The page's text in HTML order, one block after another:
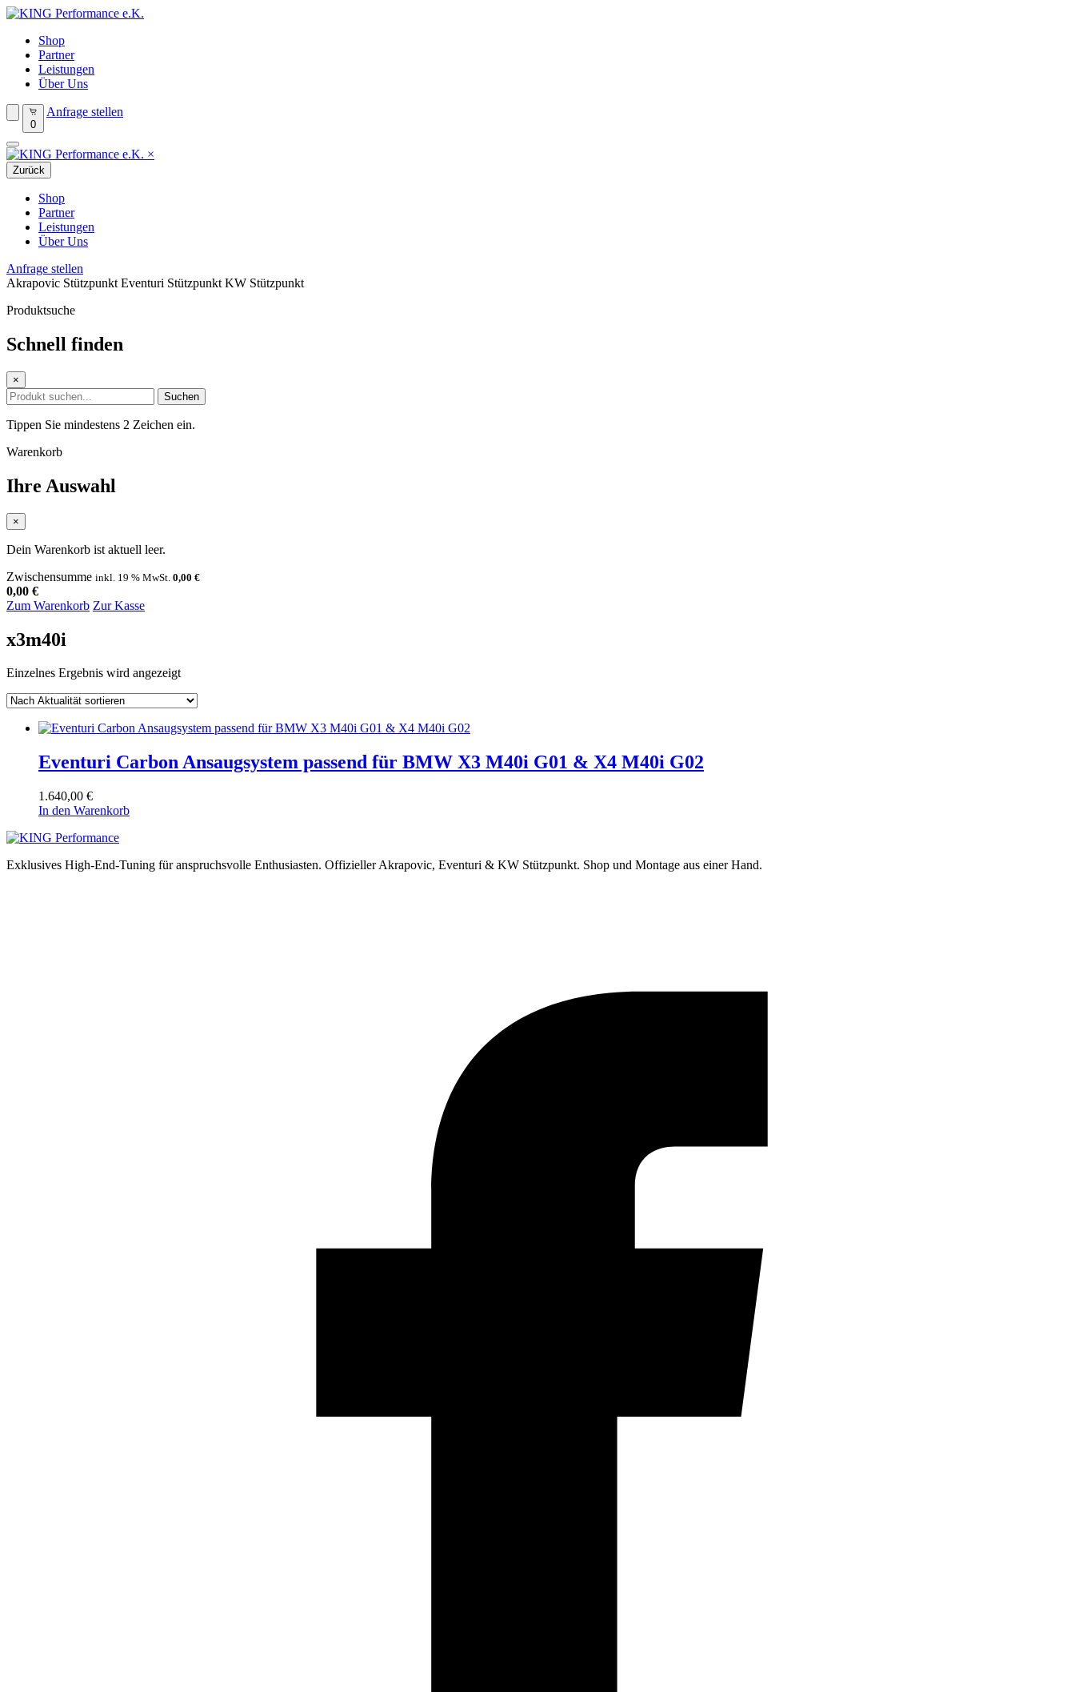
Shop
Partner
Leistungen
Über Uns
0
Anfrage stellen
×
Zurück
Shop
Partner
Leistungen
Über Uns
Anfrage stellen
Akrapovic Stützpunkt Eventuri Stützpunkt KW Stützpunkt
Produktsuche
Schnell finden
×
Suchen
Tippen Sie mindestens 2 Zeichen ein.
Warenkorb
Ihre Auswahl
×
Dein Warenkorb ist aktuell leer.
Zwischensumme inkl. 19 % MwSt. 0,00 €
0,00 €
Zum Warenkorb Zur Kasse
x3m40i
Einzelnes Ergebnis wird angezeigt
Eventuri Carbon Ansaugsystem passend für BMW X3 M40i G01 & X4 M40i G02
1.640,00 €
In den Warenkorb
Exklusives High-End-Tuning für anspruchsvolle Enthusiasten. Offizieller Akrapovic, Eventuri & KW Stützpunkt. Shop und Montage aus einer Hand.